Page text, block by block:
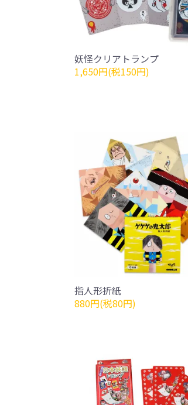
妖怪クリアトランプ
1,650円(税150円)
指人形折紙
880円(税80円)